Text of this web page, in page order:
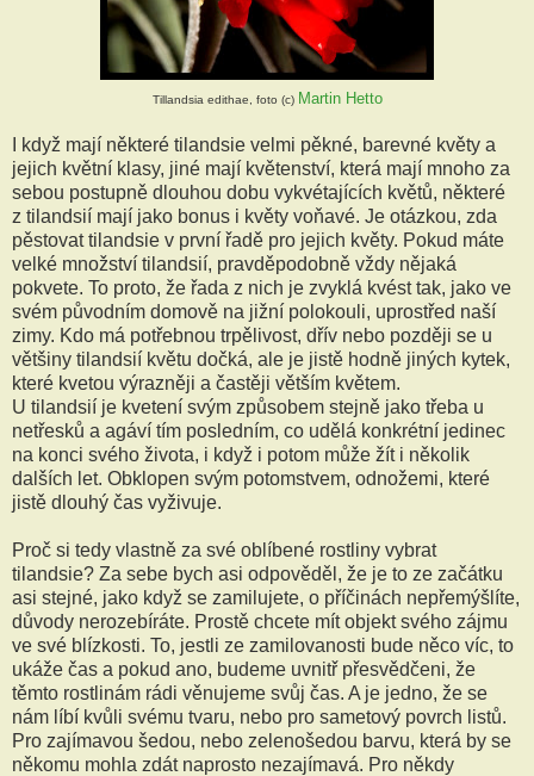
Tillandsia edithae, foto (c) Martin Hetto
I když mají některé tilandsie velmi pěkné, barevné květy a
jejich květní klasy, jiné mají květenství, která mají mnoho za
sebou postupně dlouhou dobu vykvétajících květů, některé
z tilandsií mají jako bonus i květy voňavé. Je otázkou, zda
pěstovat tilandsie v první řadě pro jejich květy. Pokud máte
velké množství tilandsií, pravděpodobně vždy nějaká
pokvete. To proto, že řada z nich je zvyklá kvést tak, jako ve
svém původním domově na jižní polokouli, uprostřed naší
zimy. Kdo má potřebnou trpělivost, dřív nebo později se u
většiny tilandsií květu dočká, ale je jistě hodně jiných kytek,
které kvetou výrazněji a častěji větším květem.
U tilandsií je kvetení svým způsobem stejně jako třeba u
netřesků a agáví tím posledním, co udělá konkrétní jedinec
na konci svého života, i když i potom může žít i několik
dalších let. Obklopen svým potomstvem, odnožemi, které
jistě dlouhý čas vyživuje.
Proč si tedy vlastně za své oblíbené rostliny vybrat
tilandsie? Za sebe bych asi odpověděl, že je to ze začátku
asi stejné, jako když se zamilujete, o příčinách nepřemýšlíte,
důvody nerozebíráte. Prostě chcete mít objekt svého zájmu
ve své blízkosti. To, jestli ze zamilovanosti bude něco víc, to
ukáže čas a pokud ano, budeme uvnitř přesvědčeni, že
těmto rostlinám rádi věnujeme svůj čas. A je jedno, že se
nám líbí kvůli svému tvaru, nebo pro sametový povrch listů.
Pro zajímavou šedou, nebo zelenošedou barvu, která by se
někomu mohla zdát naprosto nezajímavá. Pro někdy